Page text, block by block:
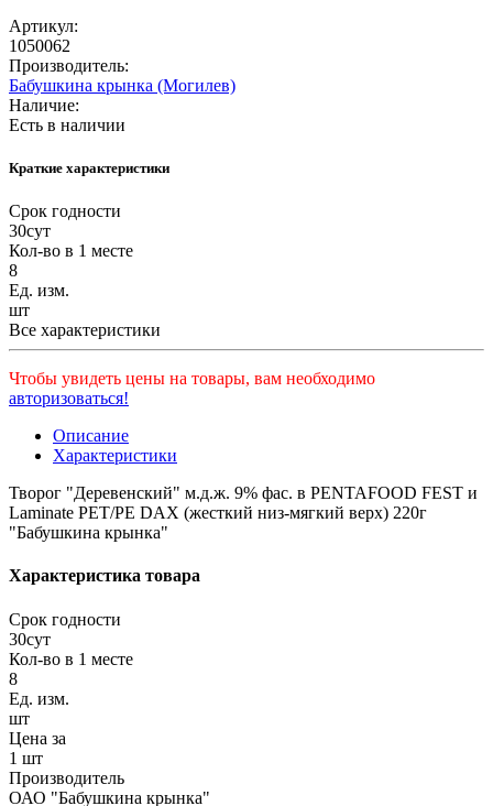
Артикул:
1050062
Производитель:
Бабушкина крынка (Могилев)
Наличие:
Есть в наличии
Краткие характеристики
Срок годности
30сут
Кол-во в 1 месте
8
Ед. изм.
шт
Все характеристики
Чтобы увидеть цены на товары, вам необходимо
авторизоваться!
Описание
Характеристики
Творог "Деревенский" м.д.ж. 9% фас. в PENTAFOOD FEST и
Laminate PET/PE DAX (жесткий низ-мягкий верх) 220г
"Бабушкина крынка"
Характеристика товара
Срок годности
30сут
Кол-во в 1 месте
8
Ед. изм.
шт
Цена за
1 шт
Производитель
ОАО "Бабушкина крынка"